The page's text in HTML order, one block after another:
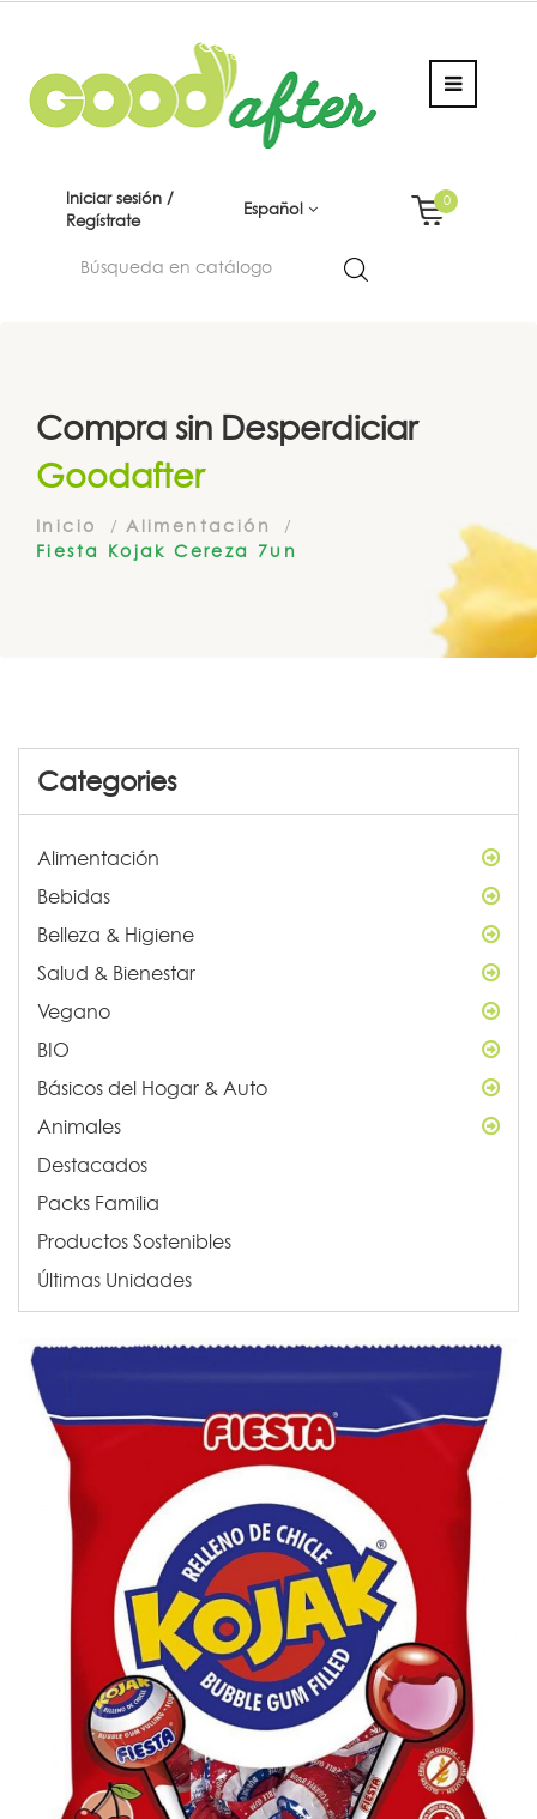
Iniciar sesión /
Regístrate
Español
0
Compra sin Desperdiciar
Goodafter
Inicio
Alimentación
Fiesta Kojak Cereza 7un
Categories
Alimentación
Bebidas
Belleza & Higiene
Salud & Bienestar
Vegano
BIO
Básicos del Hogar & Auto
Animales
Destacados
Packs Familia
Productos Sostenibles
Últimas Unidades